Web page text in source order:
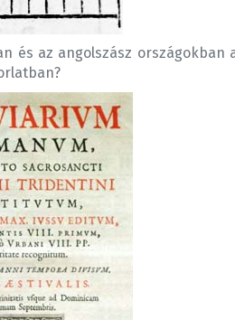
és az angolszász